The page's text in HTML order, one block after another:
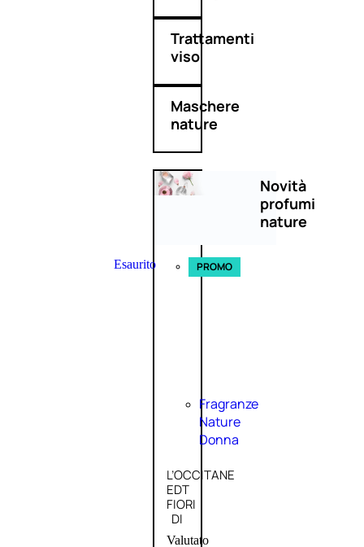
Trattamenti
viso
Maschere
nature
Novità
profumi
nature
Esaurito PROMO
Fragranze
Nature
Donna
L’OCCITANE
EDT
FIORI
DI
Valutato